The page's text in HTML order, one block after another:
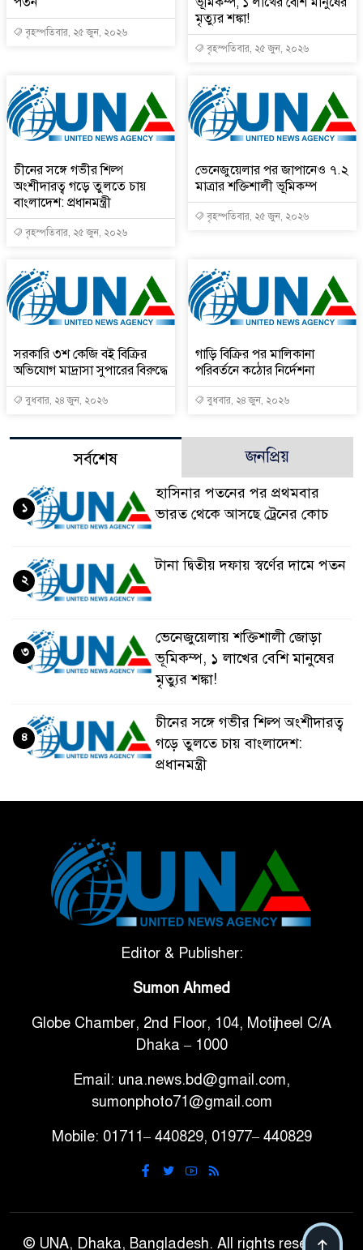
বৃহস্পতিবার, ২৫ জুন, ২০২৬
মৃত্যুর শঙ্কা!
বৃহস্পতিবার, ২৫ জুন, ২০২৬
চীনের সঙ্গে গভীর শিল্প
অংশীদারত্ব গড়ে তুলতে চায়
বাংলাদেশ: প্রধানমন্ত্রী
বৃহস্পতিবার, ২৫ জুন, ২০২৬
ভেনেজুয়েলার পর জাপানেও ৭.২
মাত্রার শক্তিশালী ভূমিকম্প
বৃহস্পতিবার, ২৫ জুন, ২০২৬
সরকারি ৩শ কেজি বই বিক্রির
অভিযোগ মাদ্রাসা সুপারের বিরুদ্ধে
বুধবার, ২৪ জুন, ২০২৬
গাড়ি বিক্রির পর মালিকানা
পরিবর্তনে কঠোর নির্দেশনা
বুধবার, ২৪ জুন, ২০২৬
সর্বশেষ জনপ্রিয়
হাসিনার পতনের পর প্রথমবার
ভারত থেকে আসছে ট্রেনের কোচ
১
টানা দ্বিতীয় দফায় স্বর্ণের দামে পতন
২
ভেনেজুয়েলায় শক্তিশালী জোড়া
ভূমিকম্প, ১ লাখের বেশি মানুষের
মৃত্যুর শঙ্কা!
৩
চীনের সঙ্গে গভীর শিল্প অংশীদারত্ব
গড়ে তুলতে চায় বাংলাদেশ:
প্রধানমন্ত্রী
৪
টানা ৩ ম্যাচে গোল ভিনির, ইতিহাস
বলছে বিশ্বকাপ জিতবে ব্রাজিল
সরকারি ৩শ কেজি বই বিক্রির
গাড়ি বিক্রির পর মালিকানা
পরিবর্তনে কঠোর নির্দেশনা
আ.লীগ ও বিএনপির বিরুদ্ধে
নাহিদ
ঢাবিতে মাথায় কাঁঠাল পড়ে মালির
Editor & Publisher:
Sumon Ahmed
Globe Chamber, 2nd Floor, 104, Motijheel C/A
Dhaka – 1000
Email: una.news.bd@gmail.com,
sumonphoto71@gmail.com
Mobile: 01711– 440829, 01977– 440829
© UNA, Dhaka, Bangladesh. All rights reserved.